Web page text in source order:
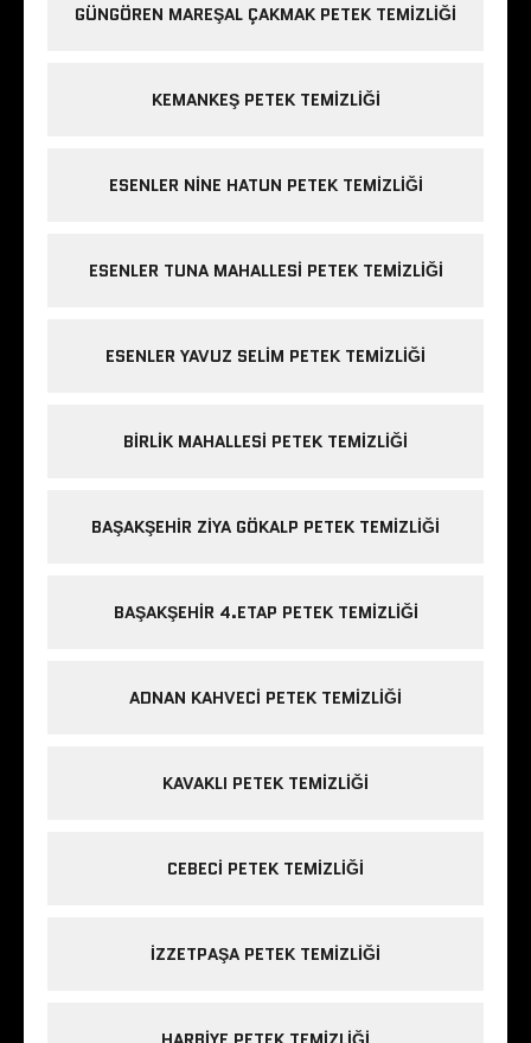
GÜNGÖREN MAREŞAL ÇAKMAK PETEK TEMIZLIĞI
KEMANKEŞ PETEK TEMIZLIĞI
ESENLER NINE HATUN PETEK TEMIZLIĞI
ESENLER TUNA MAHALLESI PETEK TEMIZLIĞI
ESENLER YAVUZ SELIM PETEK TEMIZLIĞI
BIRLIK MAHALLESI PETEK TEMIZLIĞI
BAŞAKŞEHIR ZIYA GÖKALP PETEK TEMIZLIĞI
BAŞAKŞEHIR 4.ETAP PETEK TEMIZLIĞI
ADNAN KAHVECI PETEK TEMIZLIĞI
KAVAKLI PETEK TEMIZLIĞI
CEBECI PETEK TEMIZLIĞI
IZZETPAŞA PETEK TEMIZLIĞI